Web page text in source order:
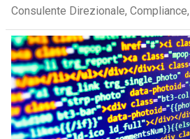
Consulente Direzionale,